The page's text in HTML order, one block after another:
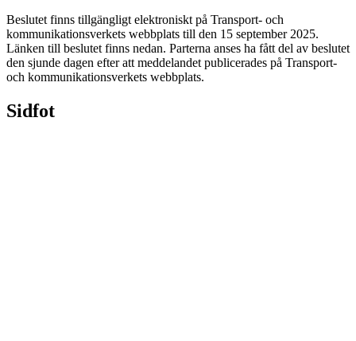
Beslutet finns tillgängligt elektroniskt på Transport- och
kommunikationsverkets webbplats till den 15 september 2025.
Länken till beslutet finns nedan. Parterna anses ha fått del av beslutet
den sjunde dagen efter att meddelandet publicerades på Transport-
och kommunikationsverkets webbplats.
Sidfot